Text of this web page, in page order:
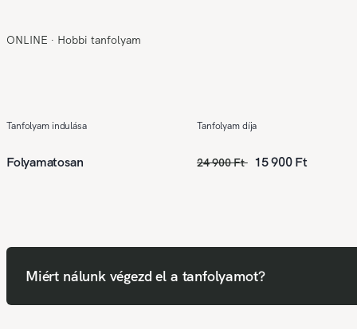
ONLINE ∙ Hobbi tanfolyam
Tanfolyam indulása
Folyamatosan
Tanfolyam díja
24 900 Ft 15 900 Ft
Miért nálunk végezd el a tanfolyamot?